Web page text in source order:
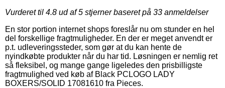
Vurderet til 4.8 ud af 5 stjerner baseret på 33 anmeldelser
En stor portion internet shops foreslår nu om stunder en hel
del forskellige fragtmuligheder. En der er meget anvendt er
p.t. udleveringssteder, som gør at du kan hente de
nyindkøbte produkter når du har tid. Løsningen er nemlig ret
så fleksibel, og mange gange ligeledes den prisbilligste
fragtmulighed ved køb af Black PCLOGO LADY
BOXERS/SOLID 17081610 fra Pieces.